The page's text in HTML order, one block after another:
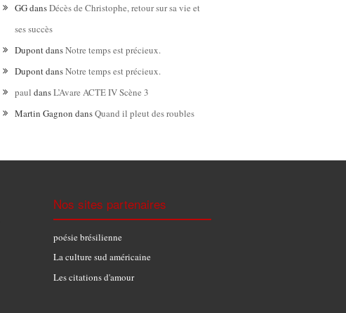
GGdansDécès de Christophe, retour sur sa vie et
ses succès
DupontdansNotre temps est précieux.
DupontdansNotre temps est précieux.
paul dansL’Avare ACTE IV Scène 3
Martin Gagnon dansQuand il pleut des roubles
Nos sites partenaires
poésie brésilienne
La culture sud américaine
Les citations d'amour